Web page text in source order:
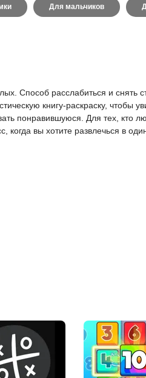
Для мальчиков
Способ расслабиться и
книгу-раскраску, чтобы
понравившуюся. Для тех, кто
вы хотите развлечься в